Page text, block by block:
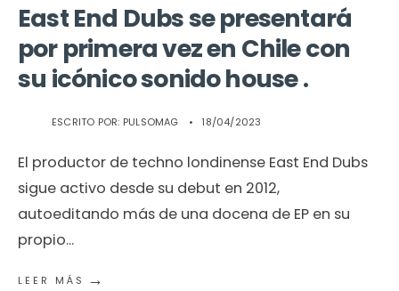
East End Dubs se presentará
por primera vez en Chile con
su icónico sonido house .
ESCRITO POR: PULSOMAG • 18/04/2023
El productor de techno londinense East End Dubs
sigue activo desde su debut en 2012,
autoeditando más de una docena de EP en su
propio...
LEER MÁS →